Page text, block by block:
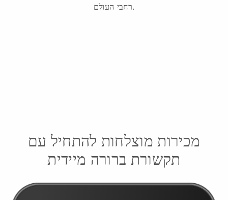
רחבי העולם.
מכירות מוצלחות להתחיל עם
תקשורת ברורה מיידית